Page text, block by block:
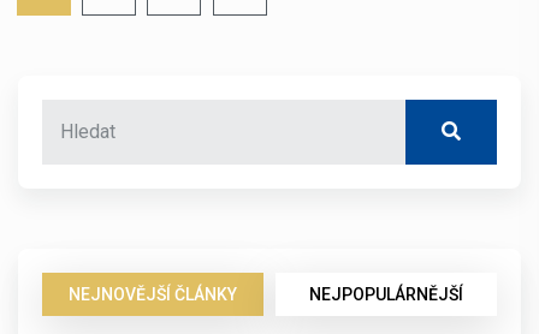
NEJNOVĚJŠÍ ČLÁNKY NEJPOPULÁRNĚJŠÍ